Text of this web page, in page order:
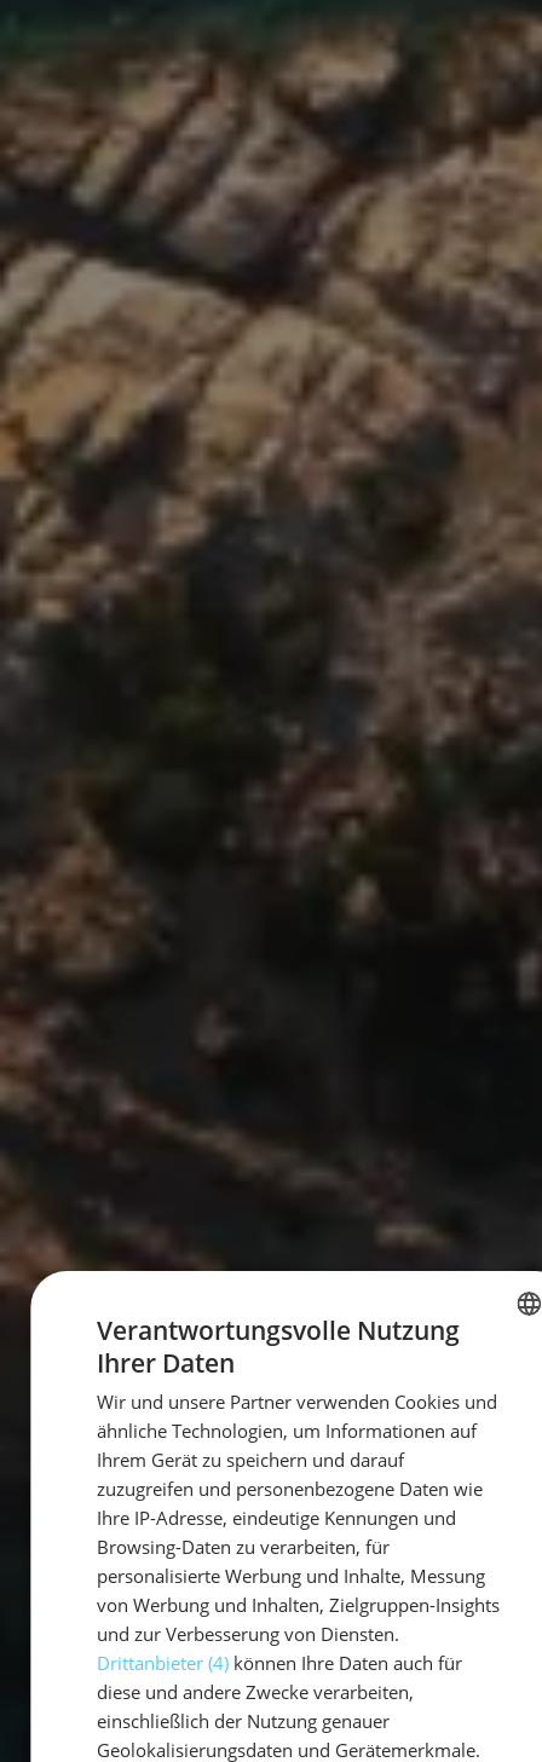
GERMAN
Verantwortungsvolle Nutzung
Ihrer Daten
Wir und unsere Partner verwenden Cookies und
ähnliche Technologien, um Informationen auf
Ihrem Gerät zu speichern und darauf
zuzugreifen und personenbezogene Daten wie
Ihre IP-Adresse, eindeutige Kennungen und
Browsing-Daten zu verarbeiten, für
personalisierte Werbung und Inhalte, Messung
von Werbung und Inhalten, Zielgruppen-Insights
und zur Verbesserung von Diensten.
Drittanbieter (4)können Ihre Daten auch für
diese und andere Zwecke verarbeiten,
einschließlich der Nutzung genauer
Geolokalisierungsdaten und Gerätemerkmale.